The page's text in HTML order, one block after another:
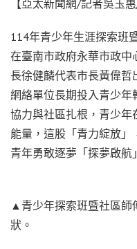
【亞太新聞網/記者吳玉
114年青少年生涯探索班
在臺南市政府永華市政
長徐健麟代表市長黃偉哲
網絡單位長期投入青少年
協力與社區扎根，青少
能量，這股「青力綻放
青年勇敢逐夢「探夢啟航
▲青少年探索班暨社區師
狀。